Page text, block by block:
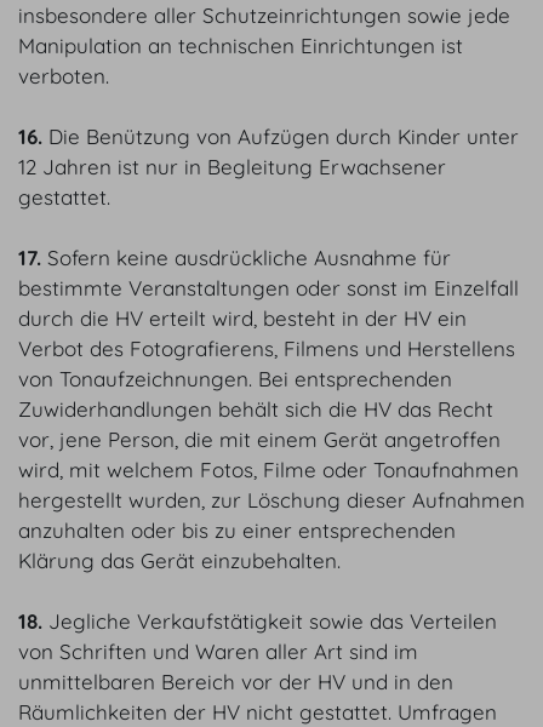
insbesondere aller Schutzeinrichtungen sowie jede
Manipulation an technischen Einrichtungen ist
verboten.
16. Die Benützung von Aufzügen durch Kinder unter
12 Jahren ist nur in Begleitung Erwachsener
gestattet.
17. Sofern keine ausdrückliche Ausnahme für
bestimmte Veranstaltungen oder sonst im Einzelfall
durch die HV erteilt wird, besteht in der HV ein
Verbot des Fotografierens, Filmens und Herstellens
von Tonaufzeichnungen. Bei entsprechenden
Zuwiderhandlungen behält sich die HV das Recht
vor, jene Person, die mit einem Gerät angetroffen
wird, mit welchem Fotos, Filme oder Tonaufnahmen
hergestellt wurden, zur Löschung dieser Aufnahmen
anzuhalten oder bis zu einer entsprechenden
Klärung das Gerät einzubehalten.
18. Jegliche Verkaufstätigkeit sowie das Verteilen
von Schriften und Waren aller Art sind im
unmittelbaren Bereich vor der HV und in den
Räumlichkeiten der HV nicht gestattet. Umfragen